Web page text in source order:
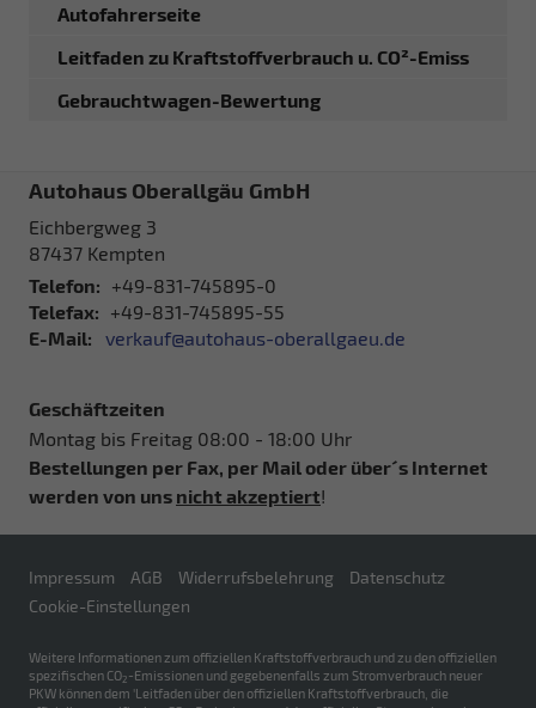
Autofahrerseite
Leitfaden zu Kraftstoffverbrauch u. CO²-Emiss
Gebrauchtwagen-Bewertung
Autohaus Oberallgäu GmbH
Eichbergweg 3
87437 Kempten
Telefon: +49-831-745895-0
Telefax: +49-831-745895-55
E-Mail:
verkauf@autohaus-oberallgaeu.de
Geschäftzeiten
Montag bis Freitag 08:00 - 18:00 Uhr
Bestellungen per Fax, per Mail oder über´s Internet
werden von uns nicht akzeptiert!
Impressum AGB Widerrufsbelehrung
Datenschutz
Cookie-Einstellungen
Weitere Informationen zum offiziellen Kraftstoffverbrauch und zu den offiziellen
spezifischen CO2 -Emissionen und gegebenenfalls zum Stromverbrauch neuer
PKW können dem 'Leitfaden über den offiziellen Kraftstoffverbrauch, die